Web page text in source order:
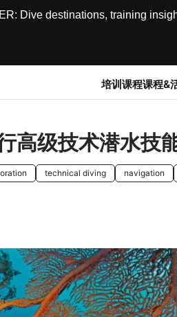
Dive destinations, training
培训课程课程&
高级技术潜水技
technical diving navigation